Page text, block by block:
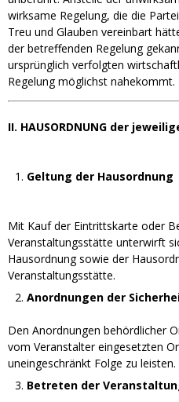
wirksame Regelung, die die
Treu und Glauben vereinbart
der betreffenden Regelung
ursprünglich verfolgten
Regelung möglichst nahekommt.
II. HAUSORDNUNG der
Geltung der Hausordnung
Mit Kauf der Eintrittskarte oder
Veranstaltungsstätte unterwirft
Hausordnung sowie der
Veranstaltungsstätte.
Anordnungen der
Den Anordnungen behördlicher
vom Veranstalter eingesetzten
uneingeschränkt Folge zu leisten.
Betreten der